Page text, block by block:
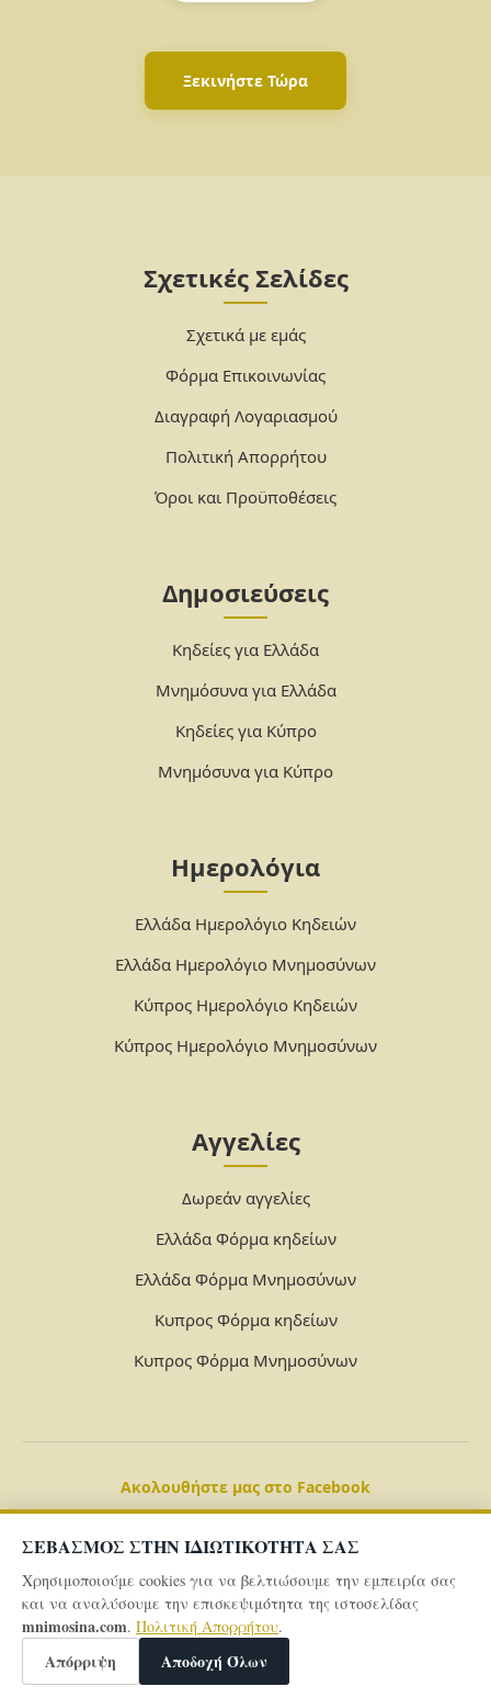
ΣΕΒΑΣΜΟΣ ΣΤΗΝ ΙΔΙΩΤΙΚΟΤΗΤΑ ΣΑΣ
Χρησιμοποιούμε cookies για να βελτιώσουμε την εμπειρία σας
και να αναλύσουμε την επισκεψιμότητα της ιστοσελίδας
mnimosina.com. Πολιτική Απορρήτου.
Απόρριψη Αποδοχή Όλων
Ξεκινήστε Τώρα
Σχετικές Σελίδες
Σχετικά με εμάς
Φόρμα Επικοινωνίας
Διαγραφή Λογαριασμού
Πολιτική Απορρήτου
Όροι και Προϋποθέσεις
Δημοσιεύσεις
Κηδείες για Ελλάδα
Μνημόσυνα για Ελλάδα
Κηδείες για Κύπρο
Μνημόσυνα για Κύπρο
Ημερολόγια
Ελλάδα Ημερολόγιο Κηδειών
Ελλάδα Ημερολόγιο Μνημοσύνων
Κύπρος Ημερολόγιο Κηδειών
Κύπρος Ημερολόγιο Μνημοσύνων
Αγγελίες
Δωρεάν αγγελίες
Ελλάδα Φόρμα κηδείων
Ελλάδα Φόρμα Μνημοσύνων
Κυπρος Φόρμα κηδείων
Κυπρος Φόρμα Μνημοσύνων
Ακολουθήστε μας στο Facebook
-
Όροι και Προϋποθέσεις -